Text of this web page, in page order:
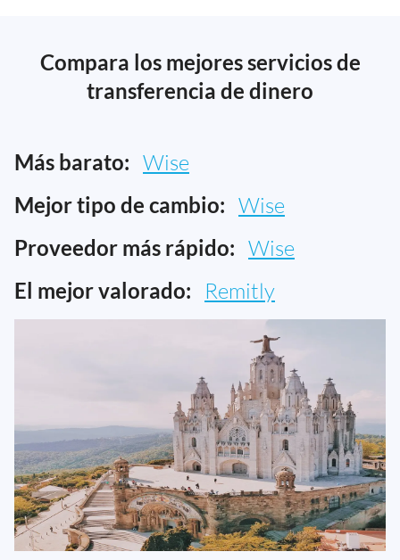
Compara los mejores servicios de
transferencia de dinero
Más barato: Wise
Mejor tipo de cambio: Wise
Proveedor más rápido: Wise
El mejor valorado: Remitly